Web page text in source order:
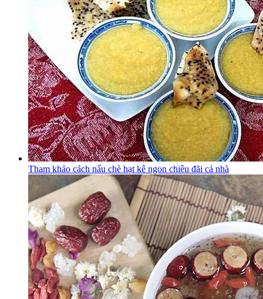
Tham khảo cách nấu chè hạt kê ngon chiêu đãi cả nhà